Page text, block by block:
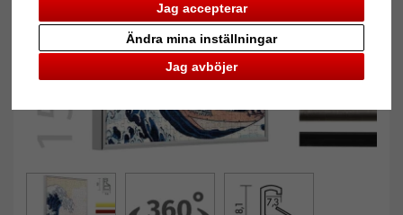
Jag accepterar
Jag avböjer
Ändra mina inställningar